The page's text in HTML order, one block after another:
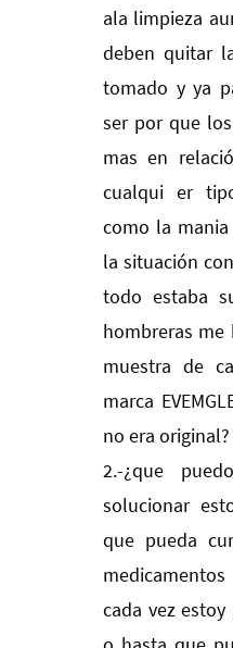
ala limpieza
deben quitar
tomado y ya
ser por que
mas en
cualqui er
como la
la situación
todo estaba
hombreras me
muestra de
marca
no era original?
2.-¿que
solucionar
que pueda
cada vez